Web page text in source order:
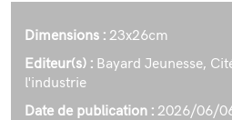
Dimensions : 23x26cm
Editeur(s) : Bayard Jeunesse,
l'industrie
Date de publication : 2026/06/